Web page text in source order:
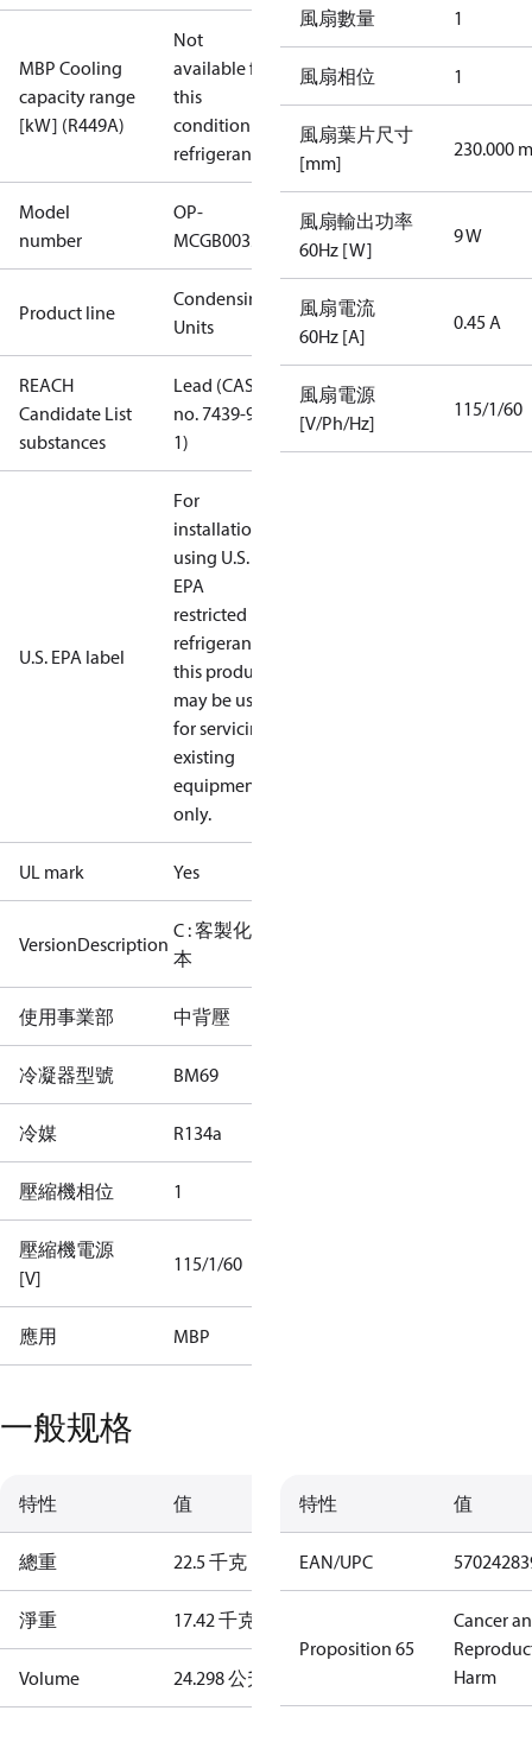
MBP Cooling
capacity range
[kW] (R449A)
Not
available for
this
condition /
refrigerant
Model
number
OP-
MCGB0033RC0025B
Product line
Condensing
Units
REACH
Candidate List
substances
Lead (CAS
no. 7439-92-
1)
U.S. EPA label
For
installations
using U.S.
EPA
restricted
refrigerants,
this product
may be used
for servicing
existing
equipment
only.
UL mark Yes
VersionDescription
C : 客製化版
本
使用事業部 中背壓
冷凝器型號 BM69
冷媒 R134a
壓縮機相位 1
壓縮機電源
[V]
115/1/60
應用 MBP
風扇數量 1
風扇相位 1
風扇葉片尺寸
[mm]
230.000
風扇輸出功率
60Hz [W]
9 W
風扇電流
60Hz [A]
0.45 A
風扇電源
[V/Ph/Hz]
115/1/60
一般规格
特性 值
總重 22.5 千克
淨重 17.42 千克
Volume 24.298 公升
特性 值
EAN/UPC
Proposition 65
Cancer
Harm